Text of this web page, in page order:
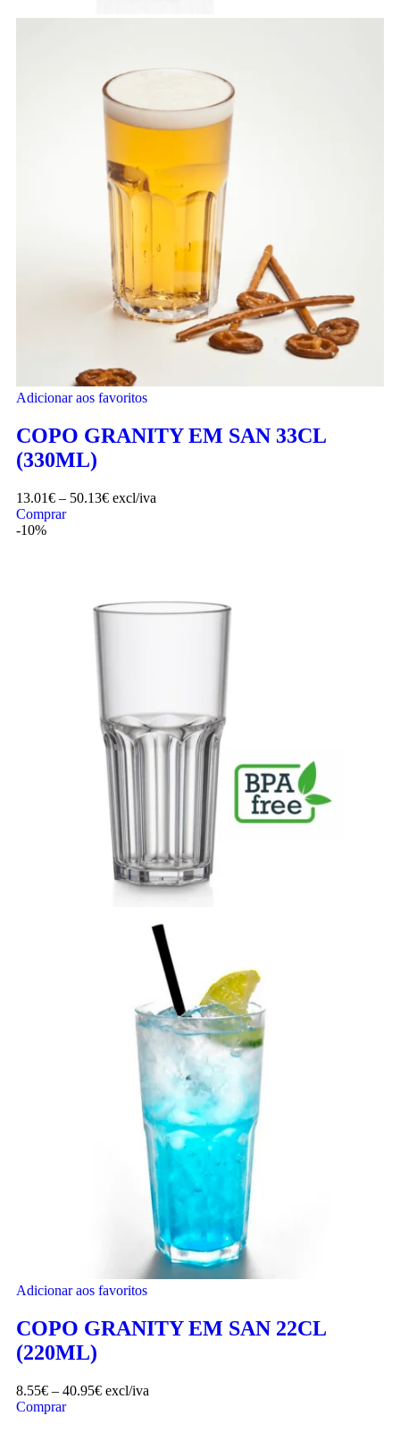
Adicionar aos favoritos
COPO GRANITY EM SAN 33CL
(330ML)
13.01€ – 50.13€ excl/iva
Comprar
-10%
Adicionar aos favoritos
COPO GRANITY EM SAN 22CL
(220ML)
8.55€ – 40.95€ excl/iva
Comprar